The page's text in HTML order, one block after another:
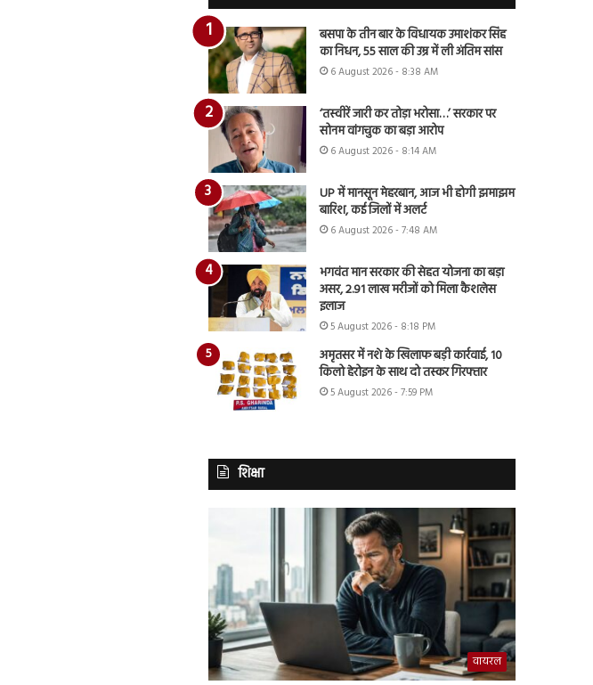
बसपा के तीन बार के विधायक उमाशंकर सिंह
का निधन, 55 साल की उम्र में ली अंतिम सांस
6 August 2026 - 8:38 AM
‘तस्वीरें जारी कर तोड़ा भरोसा…’ सरकार पर
सोनम वांगचुक का बड़ा आरोप
6 August 2026 - 8:14 AM
UP में मानसून मेहरबान, आज भी होगी झमाझम
बारिश, कई जिलों में अलर्ट
6 August 2026 - 7:48 AM
भगवंत मान सरकार की सेहत योजना का बड़ा
असर, 2.91 लाख मरीजों को मिला कैशलेस
इलाज
5 August 2026 - 8:18 PM
अमृतसर में नशे के खिलाफ बड़ी कार्रवाई, 10
किलो हेरोइन के साथ दो तस्कर गिरफ्तार
5 August 2026 - 7:59 PM
शिक्षा
वायरल